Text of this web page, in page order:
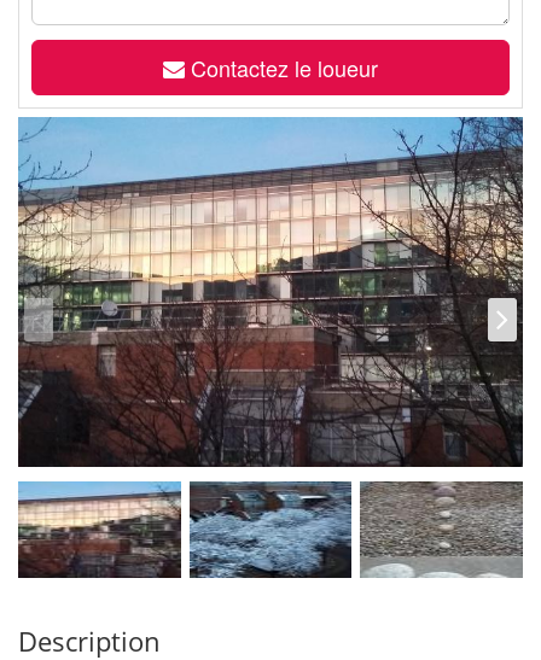
Contactez le loueur
Description